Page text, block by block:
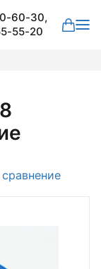
60-30,
55-20